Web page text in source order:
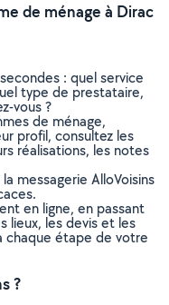
de ménage à Dirac
: quel service
type de prestataire,
vous ?
de ménage,
profil, consultez les
réalisations, les notes
messagerie AlloVoisins
en ligne, en passant
lieux, les devis et les
chaque étape de votre
?